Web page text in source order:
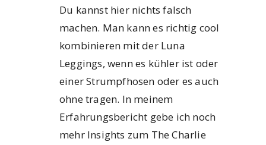
Du kannst hier nichts falsch
machen. Man kann es richtig cool
kombinieren mit der Luna
Leggings, wenn es kühler ist oder
einer Strumpfhosen oder es auch
ohne tragen. In meinem
Erfahrungsbericht gebe ich noch
mehr Insights zum The Charlie